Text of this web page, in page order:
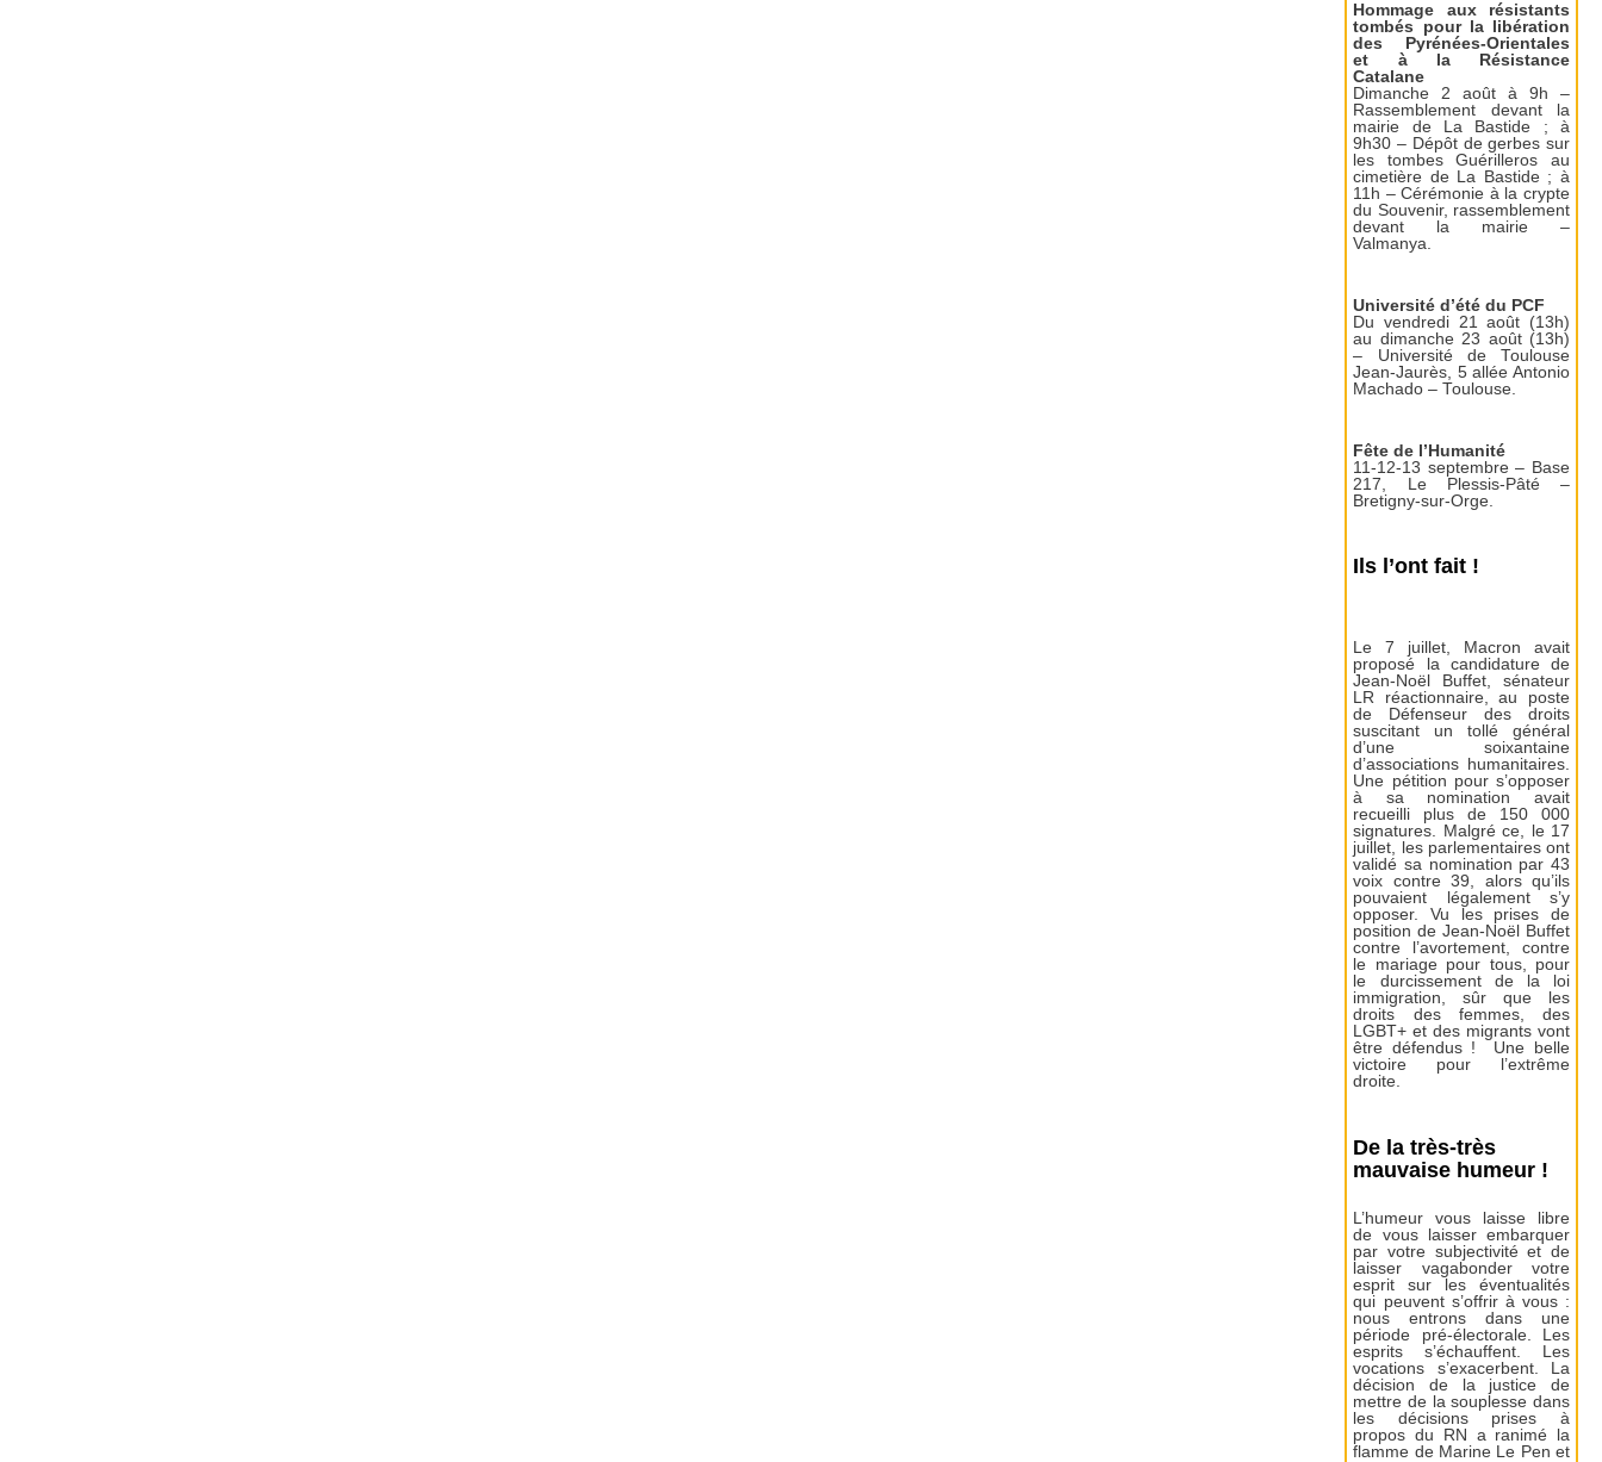
Hommage aux résistants
tombés pour la libération
des Pyrénées-Orientales
et à la Résistance
Catalane
Dimanche 2 août à 9h –
Rassemblement devant la
mairie de La Bastide ; à
9h30 – Dépôt de gerbes sur
les tombes Guérilleros au
cimetière de La Bastide ; à
11h – Cérémonie à la crypte
du Souvenir, rassemblement
devant la mairie –
Valmanya.
Université d’été du PCF
Du vendredi 21 août (13h)
au dimanche 23 août (13h)
– Université de Toulouse
Jean-Jaurès, 5 allée Antonio
Machado – Toulouse.
Fête de l’Humanité
11-12-13 septembre – Base
217, Le Plessis-Pâté –
Bretigny-sur-Orge.
Ils l’ont fait !
Le 7 juillet, Macron avait
proposé la candidature de
Jean-Noël Buffet, sénateur
LR réactionnaire, au poste
de Défenseur des droits
suscitant un tollé général
d’une soixantaine
d’associations humanitaires.
Une pétition pour s’opposer
à sa nomination avait
recueilli plus de 150 000
signatures. Malgré ce, le 17
juillet, les parlementaires ont
validé sa nomination par 43
voix contre 39, alors qu’ils
pouvaient légalement s’y
opposer. Vu les prises de
position de Jean-Noël Buffet
contre l’avortement, contre
le mariage pour tous, pour
le durcissement de la loi
immigration, sûr que les
droits des femmes, des
LGBT+ et des migrants vont
être défendus ! Une belle
victoire pour l’extrême
droite.
De la très-très
mauvaise humeur !
L’humeur vous laisse libre
de vous laisser embarquer
par votre subjectivité et de
laisser vagabonder votre
esprit sur les éventualités
qui peuvent s’offrir à vous :
nous entrons dans une
période pré-électorale. Les
esprits s’échauffent. Les
vocations s’exacerbent. La
décision de la justice de
mettre de la souplesse dans
les décisions prises à
propos du RN a ranimé la
flamme de Marine Le Pen et